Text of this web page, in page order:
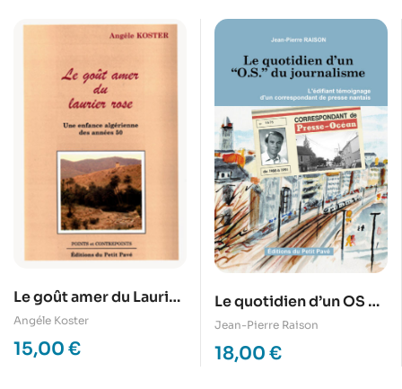
Le goût amer du Laurier
Rose
Angéle Koster
15,00 €
Le quotidien d’un OS du
journalisme
Jean-Pierre Raison
18,00 €